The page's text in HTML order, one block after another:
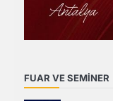
FUAR VE SEMİNER